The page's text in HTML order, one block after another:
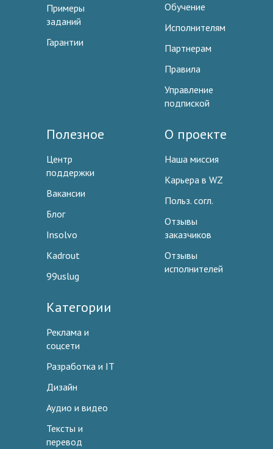
Примеры
заданий
Гарантии
Обучение
Исполнителям
Партнерам
Правила
Управление
подпиской
Полезное
Центр
поддержки
Вакансии
Блог
Insolvo
Kadrout
99uslug
О проекте
Наша миссия
Карьера в WZ
Польз. согл.
Отзывы
заказчиков
Отзывы
исполнителей
Категории
Реклама и
соцсети
Разработка и IT
Дизайн
Аудио и видео
Тексты и
перевод